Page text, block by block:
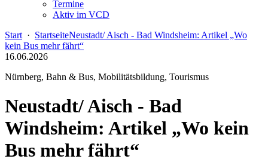
Termine
Aktiv im VCD
Start · StartseiteNeustadt/ Aisch - Bad Windsheim: Artikel „Wo
kein Bus mehr fährt“
16.06.2026
Nürnberg, Bahn & Bus, Mobilitätsbildung, Tourismus
Neustadt/ Aisch - Bad
Windsheim: Artikel „Wo kein
Bus mehr fährt“